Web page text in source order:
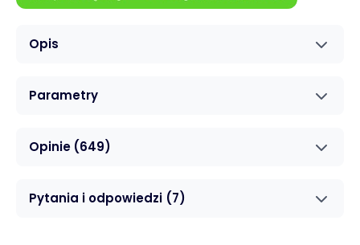
Opis
Parametry
Opinie (649)
Pytania i odpowiedzi (7)